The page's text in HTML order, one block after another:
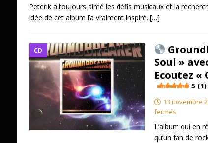
Peterik a toujours aimé les défis musicaux et la
idée de cet album l’a vraiment inspiré. […]
CD
Soul »
Ecoutez «
5 (1)
13 novembre
fermés
L’album qui en
qu’un fan de